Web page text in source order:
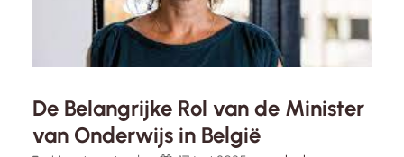
De Belangrijke Rol van de Minister
van Onderwijs in België